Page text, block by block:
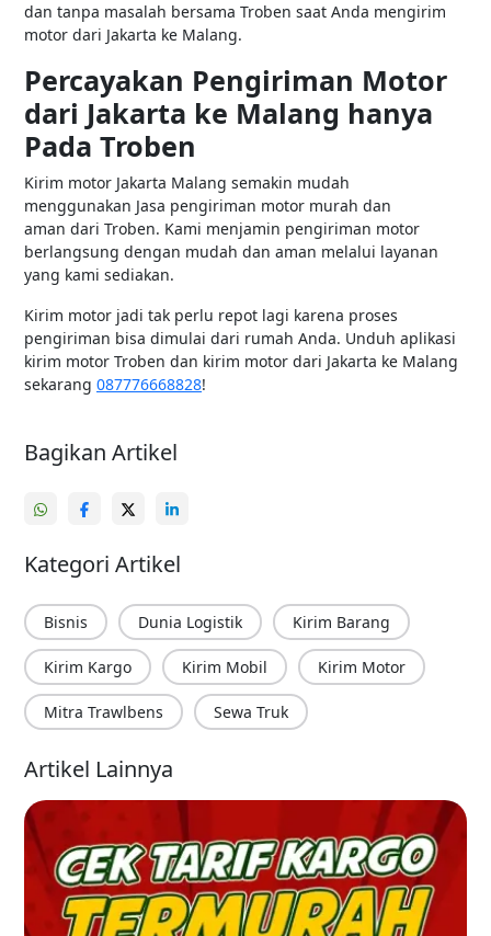
dan tanpa masalah bersama Troben saat Anda mengirim
motor dari Jakarta ke Malang.
Percayakan Pengiriman Motor
dari Jakarta ke Malang hanya
Pada Troben
Kirim motor Jakarta Malang semakin mudah
menggunakan Jasa pengiriman motor murah dan
aman dari Troben. Kami menjamin pengiriman motor
berlangsung dengan mudah dan aman melalui layanan
yang kami sediakan.
Kirim motor jadi tak perlu repot lagi karena proses
pengiriman bisa dimulai dari rumah Anda. Unduh aplikasi
kirim motor Troben dan kirim motor dari Jakarta ke Malang
sekarang 087776668828!
Bagikan Artikel
Kategori Artikel
Bisnis Dunia Logistik Kirim Barang
Kirim Kargo Kirim Mobil Kirim Motor
Mitra Trawlbens Sewa Truk
Artikel Lainnya